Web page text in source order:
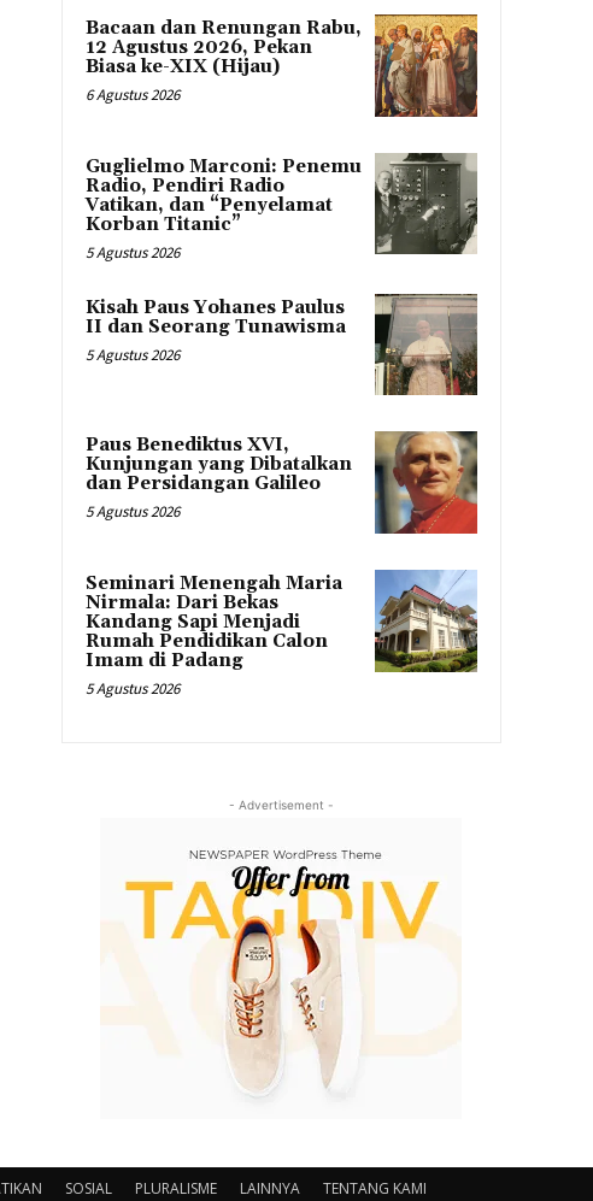
Bacaan dan Renungan Rabu,
12 Agustus 2026, Pekan
Biasa ke-XIX (Hijau)
6 Agustus 2026
Guglielmo Marconi: Penemu
Radio, Pendiri Radio
Vatikan, dan “Penyelamat
Korban Titanic”
5 Agustus 2026
Kisah Paus Yohanes Paulus
II dan Seorang Tunawisma
5 Agustus 2026
Paus Benediktus XVI,
Kunjungan yang Dibatalkan
dan Persidangan Galileo
5 Agustus 2026
Seminari Menengah Maria
Nirmala: Dari Bekas
Kandang Sapi Menjadi
Rumah Pendidikan Calon
Imam di Padang
5 Agustus 2026
- Advertisement -
SOSIAL PLURALISME LAINNYA TENTANG KAMI